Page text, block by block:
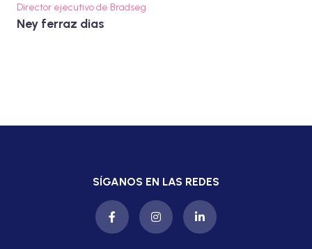
Director ejecutivo de Bradseg
Ney ferraz dias
SÍGANOS EN LAS REDES